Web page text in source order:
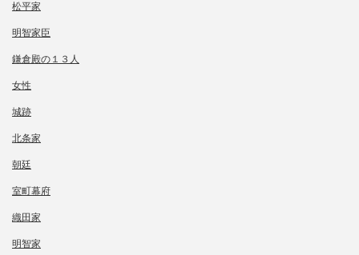
松平家
明智家臣
鎌倉殿の１３人
女性
城跡
北条家
朝廷
室町幕府
織田家
明智家